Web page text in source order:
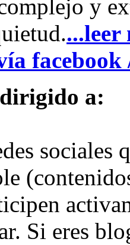
y
...leer
facebook
a:
sociales
Si eres